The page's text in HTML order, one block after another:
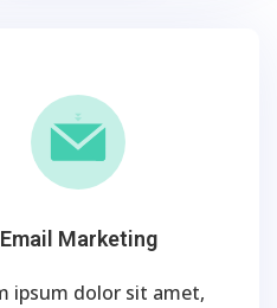
Email Marketing
ipsum dolor sit amet,